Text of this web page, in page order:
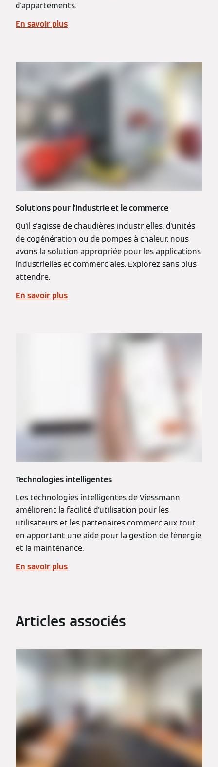
d'appartements.
En savoir plus
Solutions pour l'industrie et le commerce
Qu'il s'agisse de chaudières industrielles, d'unités
de cogénération ou de pompes à chaleur, nous
avons la solution appropriée pour les applications
industrielles et commerciales. Explorez sans plus
attendre.
En savoir plus
Technologies intelligentes
Les technologies intelligentes de Viessmann
améliorent la facilité d'utilisation pour les
utilisateurs et les partenaires commerciaux tout
en apportant une aide pour la gestion de l'énergie
et la maintenance.
En savoir plus
Articles associés